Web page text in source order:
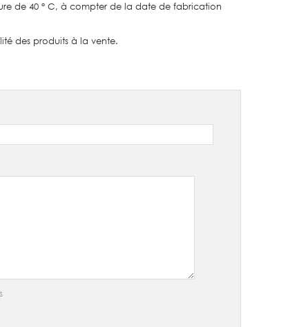
de 40 ° C, à compter de la date de fabrication
des produits à la vente.